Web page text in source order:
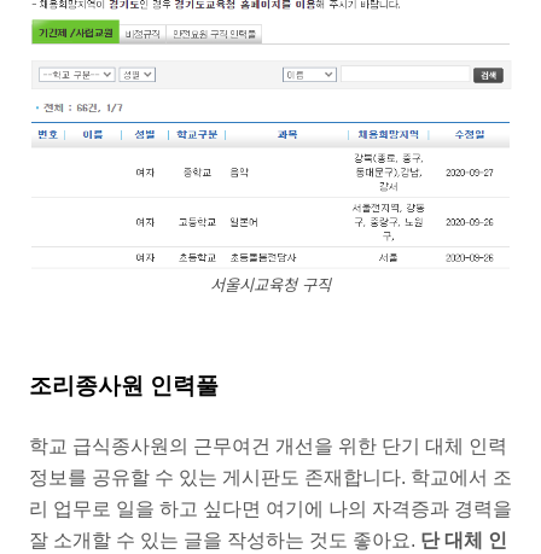
서울시교육청 구직
조리종사원 인력풀
학교 급식종사원의 근무여건 개선을 위한 단기 대체 인력
정보를 공유할 수 있는 게시판도 존재합니다. 학교에서 조
리 업무로 일을 하고 싶다면 여기에 나의 자격증과 경력을
잘 소개할 수 있는 글을 작성하는 것도 좋아요. 단 대체 인